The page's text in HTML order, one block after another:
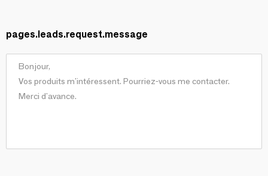
pages.leads.request.message